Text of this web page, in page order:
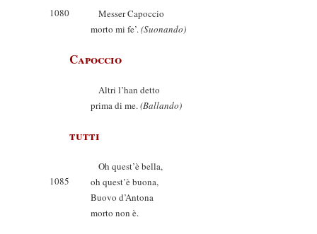
1080
Messer Capoccio
morto mi fe’.(Suonando)
Capoccio
Altri l’han detto
prima di me.(Ballando)
tutti
Oh quest’è bella,
1085
oh quest’è buona,
Buovo d’Antona
morto non è.